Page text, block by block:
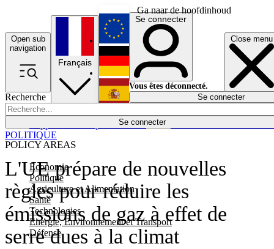
Ga naar de hoofdinhoud
Open sub
navigation
Close menu
Recherche
Se connecter
POLICY AREAS
Economie
Politique
Agriculture et Alimentation
Santé
Technologies
Energie, Environnement et Transport
Défense
Économie
Français
English
Deutsch
Español
Se connecter
Vous êtes déconnecté.
Se connecter
L'UE prépare de nouvelles
règles pour réduire les
émissions de gaz à effet de
serre dues à la climat
POLITIQUE